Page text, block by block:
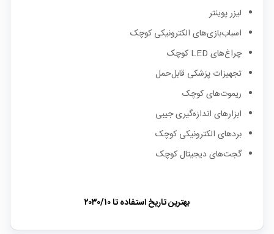
لیزر پوینتر
اسباب‌بازی‌های الکترونیکی کوچک
چراغ‌های LED کوچک
تجهیزات پزشکی قابل‌حمل
ریموت‌های کوچک
ابزارهای اندازه‌گیری جیبی
بردهای الکترونیکی کوچک
گجت‌های دیجیتال کوچک
بهترین تاریخ استفاده تا۲۰۳۰/۱۰